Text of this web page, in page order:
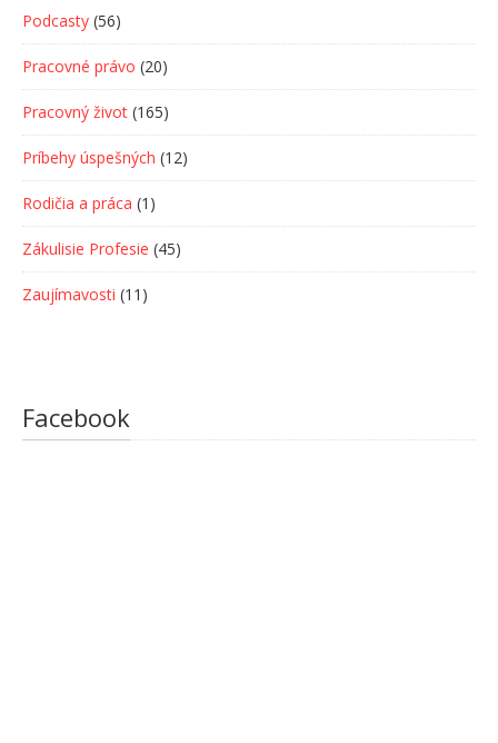
Podcasty (56)
Pracovné právo (20)
Pracovný život (165)
Príbehy úspešných (12)
Rodičia a práca (1)
Zákulisie Profesie (45)
Zaujímavosti (11)
Facebook